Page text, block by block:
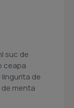
suc de
ceapa
de
menta